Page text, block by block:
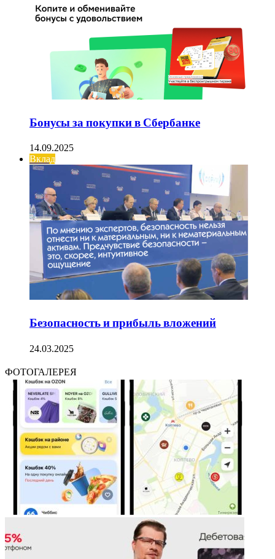
Бонусы за покупки в Сбербанке
14.09.2025
Вклад
Безопасность и прибыль вложений
24.03.2025
ФОТОГАЛЕРЕЯ